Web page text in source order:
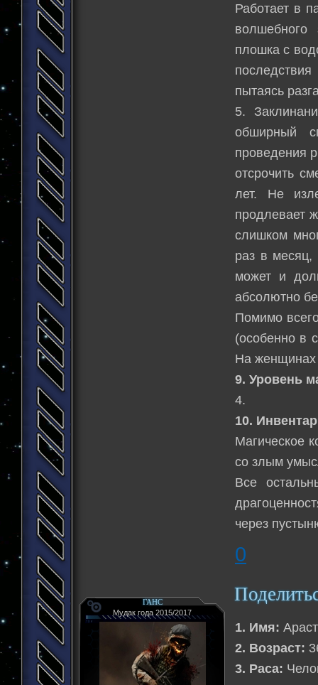
Работает в
плошка с
пытаясь
5.
обширный
проведения
отсрочить
лет. Не
продлевает
слишком
раз в месяц,
может и
абсолютно
Помимо
(особенно в
На женщинах
9. Уровень
4.
10.
Магическое
со злым
Все
через
0
ГАНС
Мудак года 2015/2017
1. Имя:
2. Возраст:
3. Раса: